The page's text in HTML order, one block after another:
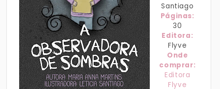
Santiago
Páginas:
30
Editora:
Flyve
Onde
comprar:
Editora
Flyve